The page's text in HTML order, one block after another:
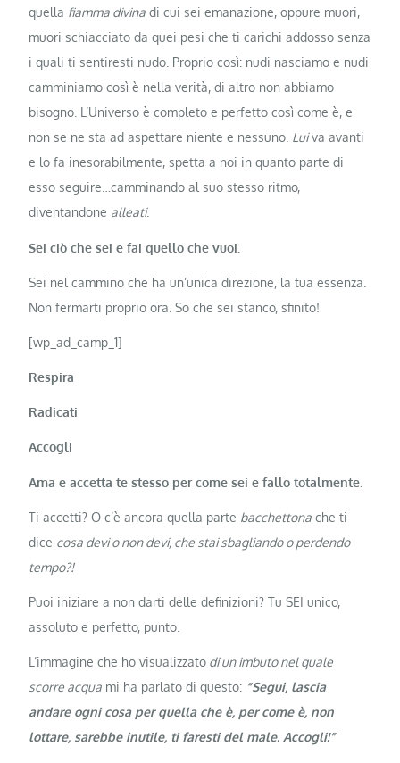
quella fiamma divina di cui sei emanazione, oppure muori,
muori schiacciato da quei pesi che ti carichi addosso senza
i quali ti sentiresti nudo. Proprio così: nudi nasciamo e nudi
camminiamo così è nella verità, di altro non abbiamo
bisogno. L’Universo è completo e perfetto così come è, e
non se ne sta ad aspettare niente e nessuno. Luiva avanti
e lo fa inesorabilmente, spetta a noi in quanto parte di
esso seguire…camminando al suo stesso ritmo,
diventandone alleati.
Sei ciò che sei e fai quello che vuoi.
Sei nel cammino che ha un’unica direzione, la tua essenza.
Non fermarti proprio ora. So che sei stanco, sfinito!
[wp_ad_camp_1]
Respira
Radicati
Accogli
Ama e accetta te stesso per come sei e fallo totalmente.
Ti accetti? O c’è ancora quella parte bacchettona che ti
dice cosa devi o non devi, che stai sbagliando o perdendo
tempo?!
Puoi iniziare a non darti delle definizioni? Tu SEI unico,
assoluto e perfetto, punto.
L’immagine che ho visualizzato di un imbuto nel quale
scorre acqua mi ha parlato di questo: “Segui, lascia
andare ogni cosa per quella che è, per come è, non
lottare, sarebbe inutile, ti faresti del male. Accogli!”